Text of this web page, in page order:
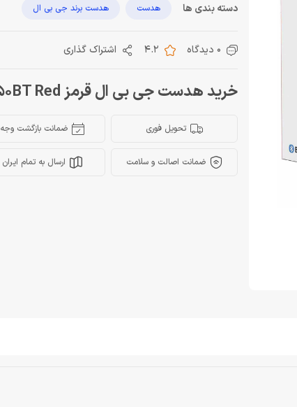
دسته بندی ها هدست هدست برند جی بی ال
0 دیدگاه 4.2 اشتراک گذاری
خرید هدست جی بی ال قرمز Headset JBL T750BT Red
تحویل فوری ضمانت بازگشت وجه
ضمانت اصالت و سلامت ارسال به تمام ایران